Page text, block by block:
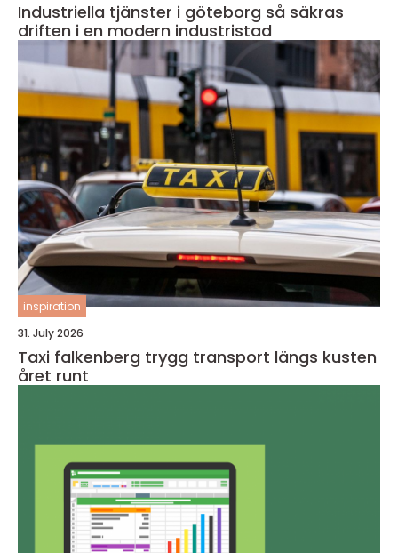
Industriella tjänster i göteborg så säkras
driften i en modern industristad
inspiration
31. July 2026
Taxi falkenberg trygg transport längs kusten
året runt